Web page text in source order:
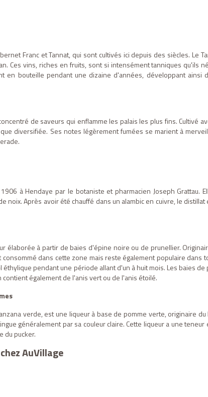
Franc et Tannat, qui sont cultivés ici depuis des siècles. Le
Ces vins, riches en fruits, sont si intensément tanniques qu'ils
en bouteille pendant une dizaine d'années, développant
de saveurs qui enflamme les palais les plus fins. Cultivé
diversifiée. Ses notes légèrement fumées se marient à
à Hendaye par le botaniste et pharmacien Joseph Grattau.
Après avoir été chauffé dans un alambic en cuivre, le
élaborée à partir de baies d'épine noire ou de prunellier.
dans cette zone mais reste également populaire dans
pendant une période allant d'un à huit mois. Les baies
également de l'anis vert ou de l'anis étoilé.
verde, est une liqueur à base de pomme verte, originaire
généralement par sa couleur claire. Cette liqueur a une teneur
du pucker.
AuVillage